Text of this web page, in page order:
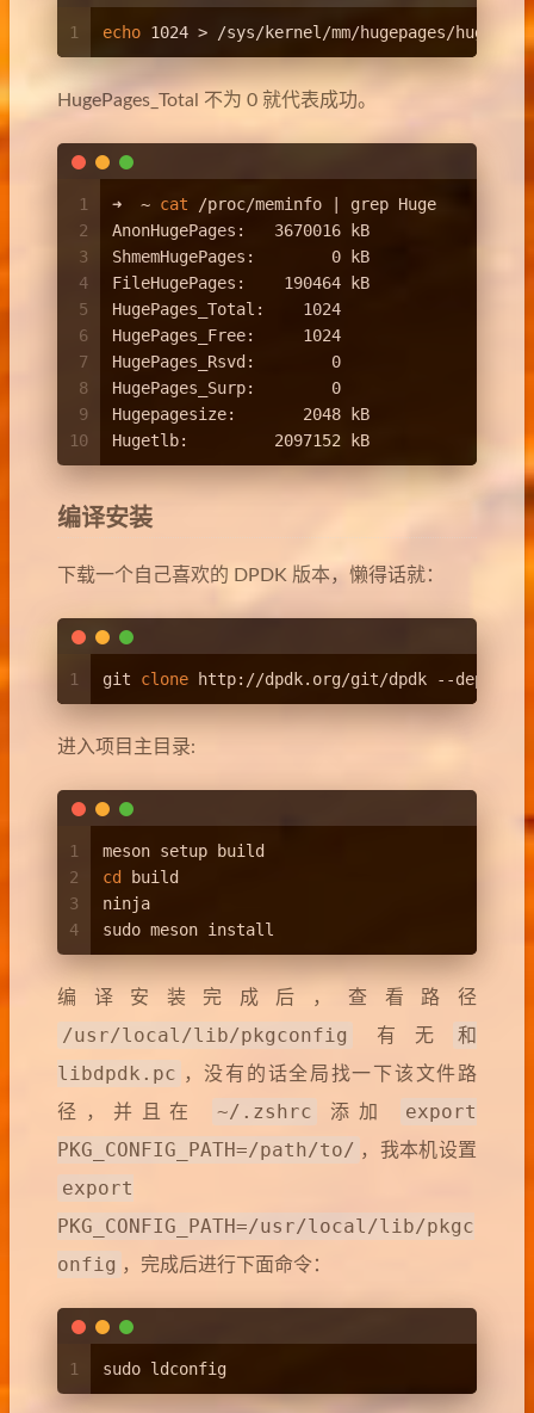
1 echo 1024 > /sys/kernel/mm/hugepages/
HugePages_Total 不为 0 就代表成功。
1
2
3
4
5
6
7
8
9
10
➜  ~ cat /proc/meminfo | grep Huge
AnonHugePages:   3670016 kB
ShmemHugePages:        0 kB
FileHugePages:    190464 kB
HugePages_Total:    1024
HugePages_Free:     1024
HugePages_Rsvd:        0
HugePages_Surp:        0
Hugepagesize:       2048 kB
Hugetlb:         2097152 kB
编译安装
下载一个自己喜欢的 DPDK 版本，懒得话就：
1 git clone http://dpdk.org/git/dpdk --depth=1
进入项目主目录:
1
2
3
4
meson setup build
cd
build
ninja
sudo meson install
编译安装完成后，查看路径
/usr/local/lib/pkgconfig 有无
和
libdpdk.pc
，没有的话全局找一下该文件路
径，并且在
~/.zshrc 添加
export
PKG_CONFIG_PATH=/path/to/ ，我本机设置
export
PKG_CONFIG_PATH=/usr/local/lib/pkgc
onfig ，完成后进行下面命令：
1 sudo ldconfig